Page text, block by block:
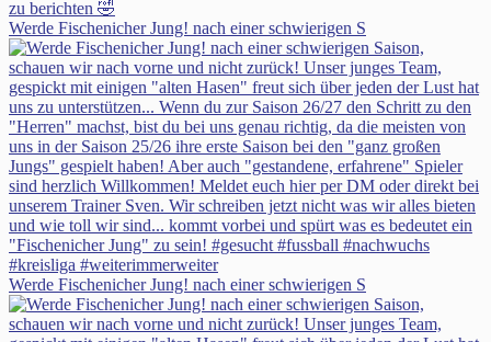
Werde Fischenicher Jung! nach einer schwierigen S
Werde Fischenicher Jung! nach einer schwierigen S